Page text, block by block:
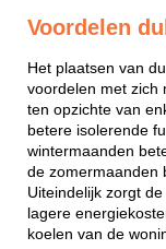
Voordelen
Het plaatsen van
voordelen met zich
ten opzichte van
betere isolerende
wintermaanden
de zomermaanden
Uiteindelijk zorgt
lagere
koelen van de